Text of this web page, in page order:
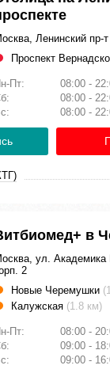
Ленинский пр-
Проспект
Пт:
08:00 -
08:00 -
08:00 -
в
ул.
2
Новые Черемушки
Калужская (1.8 км)
Пт:
08:00 -
09:00 -
09:00 -